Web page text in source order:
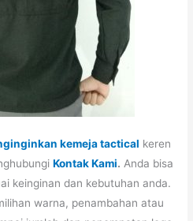
kemeja tactical keren
Kontak Kami. Anda bisa
keinginan dan kebutuhan anda.
warna, penambahan atau